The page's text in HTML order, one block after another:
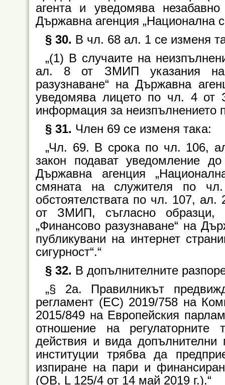
агента и уведомява
Държавна агенция „Национална
§ 30. В чл. 68 ал. 1 се изменя
„(1) В случаите на
ал. 8 от ЗМИП указания на
разузнаване“ на Държавна
уведомява лицето по чл. 4 от
информация за неизпълнението
§ 31. Член 69 се изменя така:
„Чл. 69. В срока по чл. 106,
закон подават уведомление
Държавна агенция
смяната на служителя по
обстоятелствата по чл. 107,
от ЗМИП, съгласно образци,
„Финансово разузнаване“ на
публикувани на интернет
сигурност“.“
§ 32. В допълнителните
„§ 2а. Правилникът
регламент (ЕС) 2019/758 на
2015/849 на Европейския
отношение на регулаторните
действия и вида допълнителни
институции трябва да
изпиране на пари и
(ОВ, L 125/4 от 14 май 2019 г.).“